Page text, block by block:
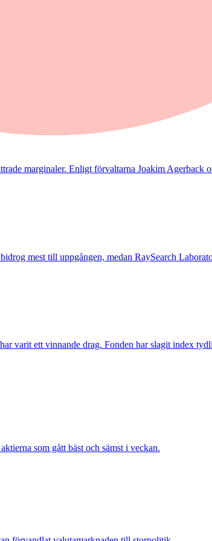
bidrog till uppgången. I Troax ser förvaltaren
marginaler. Enligt förvaltarna Joakim
mest till uppgången, medan RaySearch
varit ett vinnande drag. Fonden har slagit index
som gått bäst och sämst i veckan.